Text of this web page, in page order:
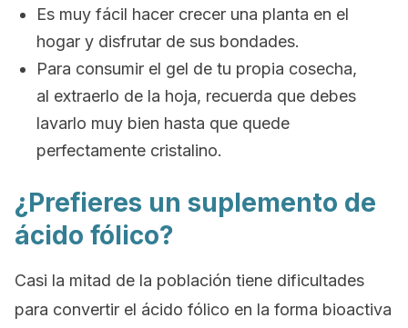
Es muy fácil hacer crecer una planta en el
hogar y disfrutar de sus bondades.
Para consumir el gel de tu propia cosecha,
al extraerlo de la hoja, recuerda que debes
lavarlo muy bien hasta que quede
perfectamente cristalino.
¿Prefieres un suplemento de
ácido fólico?
Casi la mitad de la población tiene dificultades
para convertir el ácido fólico en la forma bioactiva